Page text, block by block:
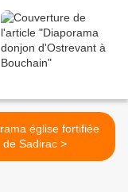
église fortifiée
de Sadirac >